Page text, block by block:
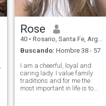
Rose
40 • Rosario, Santa Fe, Argentina
Buscando: Hombre 38 - 57
I am a cheerful, loyal and
caring lady. I value family
traditions and for me the
most important in life is to